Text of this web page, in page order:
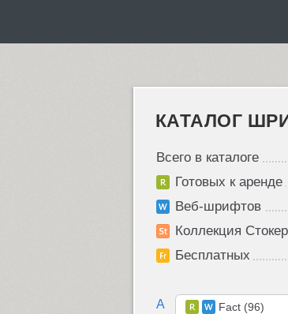
КАТАЛОГ
Всего в каталоге
Готовых к аренде
Веб-шрифтов
Коллекция
Бесплатных
A
Fact (96)